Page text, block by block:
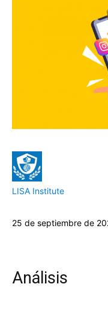
LISA Institute
25 de septiembre de
Análisis